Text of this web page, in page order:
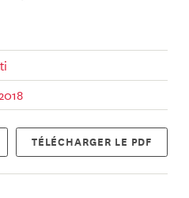
TÉLÉCHARGER LE PDF